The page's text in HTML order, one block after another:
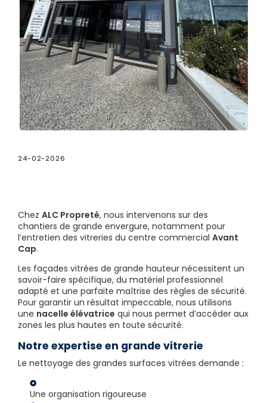
24-02-2026
Chez ALC Propreté, nous intervenons sur des
chantiers de grande envergure, notamment pour
l’entretien des vitreries du centre commercial Avant
Cap.
Les façades vitrées de grande hauteur nécessitent un
savoir-faire spécifique, du matériel professionnel
adapté et une parfaite maîtrise des règles de sécurité.
Pour garantir un résultat impeccable, nous utilisons
une nacelle élévatrice qui nous permet d’accéder aux
zones les plus hautes en toute sécurité.
Notre expertise en grande vitrerie
Le nettoyage des grandes surfaces vitrées demande :
Une organisation rigoureuse